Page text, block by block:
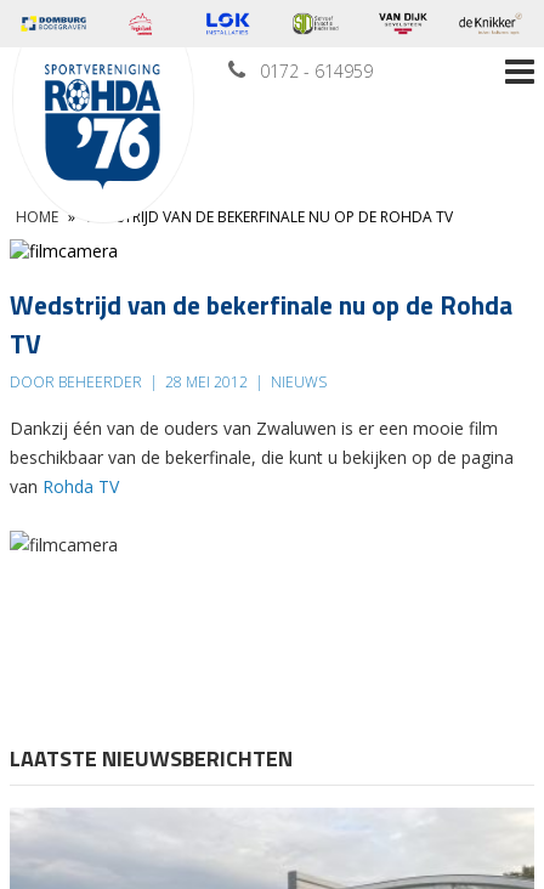
0172 - 614959
HOME » WEDSTRIJD VAN DE BEKERFINALE NU OP DE ROHDA TV
Wedstrijd van de bekerfinale nu op de Rohda
TV
DOOR BEHEERDER | 28 MEI 2012 | NIEUWS
Dankzij één van de ouders van Zwaluwen is er een mooie film
beschikbaar van de bekerfinale, die kunt u bekijken op de pagina
van Rohda TV
LAATSTE NIEUWSBERICHTEN